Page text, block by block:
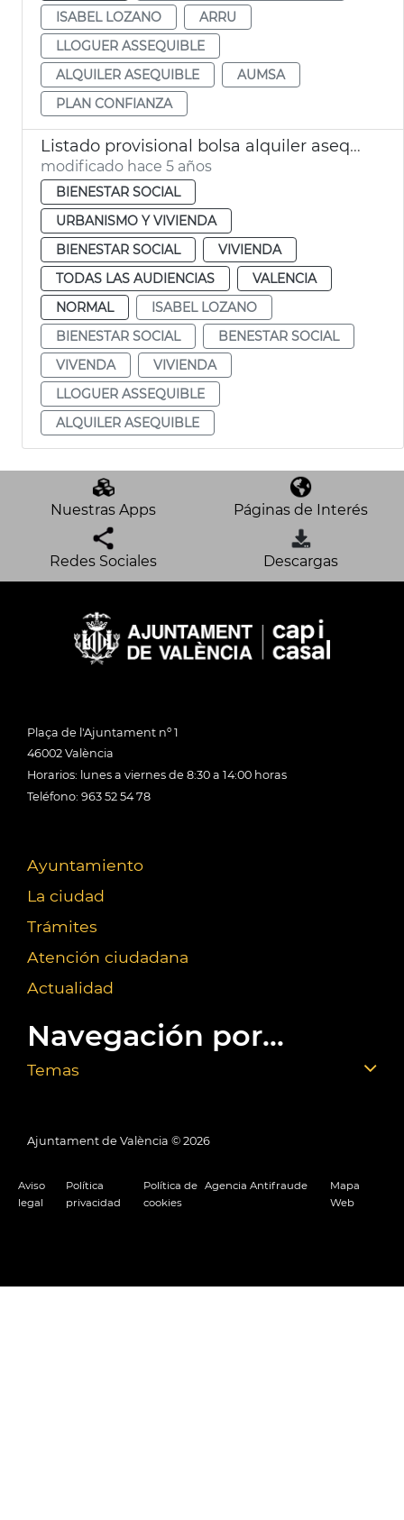
ISABEL LOZANO
ARRU
LLOGUER ASSEQUIBLE
ALQUILER ASEQUIBLE
AUMSA
PLAN CONFIANZA
Listado provisional bolsa alquiler asequible
modificado hace 5 años
BIENESTAR SOCIAL
URBANISMO Y VIVIENDA
BIENESTAR SOCIAL
VIVIENDA
TODAS LAS AUDIENCIAS
VALENCIA
NORMAL
ISABEL LOZANO
BIENESTAR SOCIAL
BENESTAR SOCIAL
VIVENDA
VIVIENDA
LLOGUER ASSEQUIBLE
ALQUILER ASEQUIBLE
Nuestras Apps Páginas de Interés
Redes Sociales Descargas
Plaça de l'Ajuntament nº 1
46002 València
Horarios: lunes a viernes de 8:30 a 14:00 horas
Teléfono: 963 52 54 78
Ayuntamiento
La ciudad
Trámites
Atención ciudadana
Actualidad
Navegación por...
Temas
Ajuntament de València © 2026
Aviso
legal
Política
privacidad
Política de
cookies
Agencia Antifraude
Mapa
Web